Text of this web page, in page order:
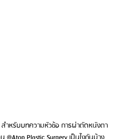
บบทความหัวข้อ การผ่าตัดหนังตา